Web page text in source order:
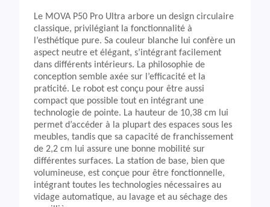
Le MOVA P50 Pro Ultra arbore un design circulaire
classique, privilégiant la fonctionnalité à
l’esthétique pure. Sa couleur blanche lui confère un
aspect neutre et élégant, s’intégrant facilement
dans différents intérieurs. La philosophie de
conception semble axée sur l’efficacité et la
praticité. Le robot est conçu pour être aussi
compact que possible tout en intégrant une
technologie de pointe. La hauteur de 10,38 cm lui
permet d’accéder à la plupart des espaces sous les
meubles, tandis que sa capacité de franchissement
de 2,2 cm lui assure une bonne mobilité sur
différentes surfaces. La station de base, bien que
volumineuse, est conçue pour être fonctionnelle,
intégrant toutes les technologies nécessaires au
vidage automatique, au lavage et au séchage des